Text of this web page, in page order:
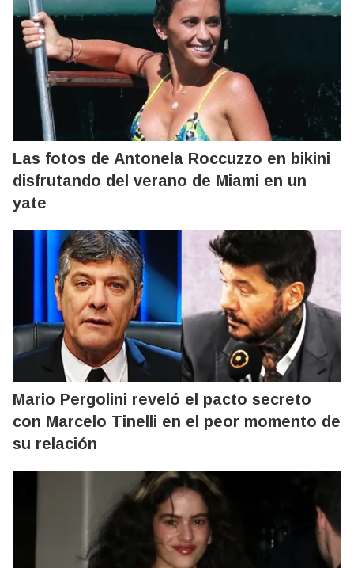
Las fotos de Antonela Roccuzzo en bikini
disfrutando del verano de Miami en un
yate
Mario Pergolini reveló el pacto secreto
con Marcelo Tinelli en el peor momento de
su relación